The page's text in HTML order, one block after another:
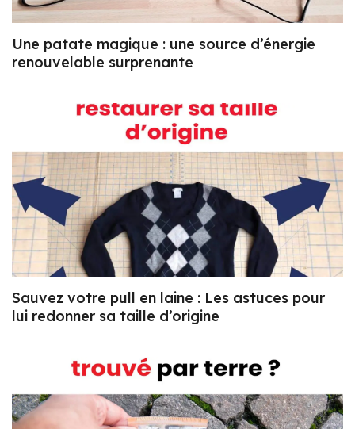
Une patate magique : une source d’énergie
renouvelable surprenante
Sauvez votre pull en laine : Les astuces pour
lui redonner sa taille d’origine